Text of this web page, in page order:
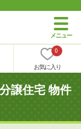
0
お気に入り
譲住宅 物件